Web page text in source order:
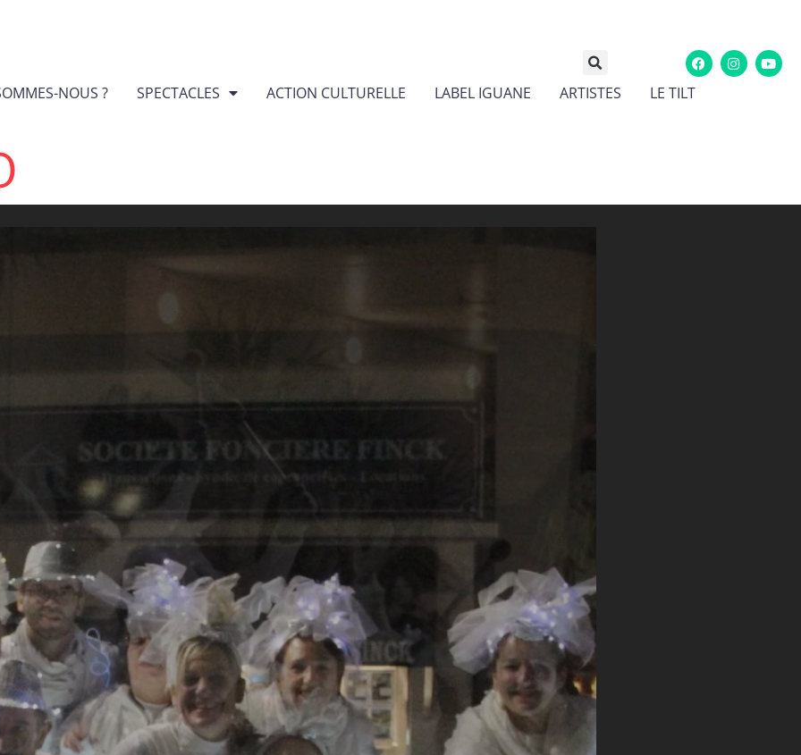
NOUS ? SPECTACLES ACTION CULTURELLE LABEL IGUANE ARTISTES
LE TILT